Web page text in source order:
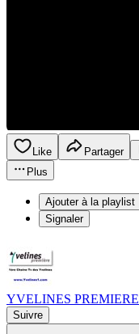
Like Partager
Plus
Ajouter à la playlist
Signaler
YVELINES PREMIERE
Suivre